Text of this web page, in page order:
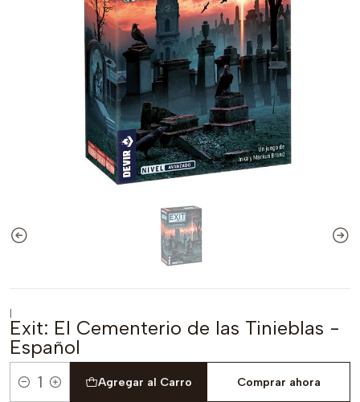
|
Exit: El Cementerio de las Tinieblas -
Español
Cantidad
Agregar al Carro Comprar ahora